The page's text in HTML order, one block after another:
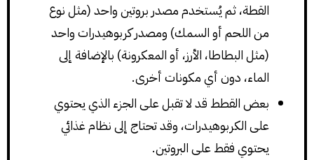
القطة، ثم يُستخدم مصدر بروتين واحد (مثل نوع
من اللحم أو السمك) ومصدر كربوهيدرات واحد
(مثل البطاطا، الأرز، أو المعكرونة) بالإضافة إلى
الماء، دون أي مكونات أخرى.
بعض القطط قد لا تقبل على الجزء الذي يحتوي
على الكربوهيدرات، وقد تحتاج إلى نظام غذائي
يحتوي فقط على البروتين.